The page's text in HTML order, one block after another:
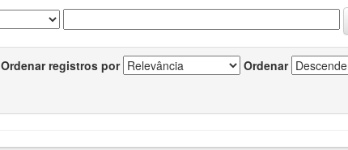
Ordenar registros por Ordenar